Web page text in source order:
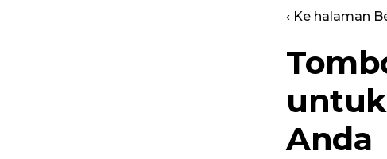
‹ Ke halaman
Anda